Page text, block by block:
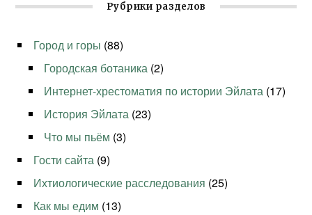
Рубрики разделов
Город и горы (88)
Городская ботаника (2)
Интернет-хрестоматия по истории Эйлата (17)
История Эйлата (23)
Что мы пьём (3)
Гости сайта (9)
Ихтиологические расследования (25)
Как мы едим (13)